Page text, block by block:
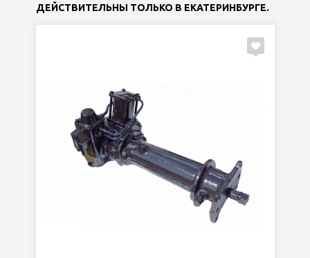
ДЕЙСТВИТЕЛЬНЫ ТОЛЬКО В ЕКАТЕРИНБУРГЕ.